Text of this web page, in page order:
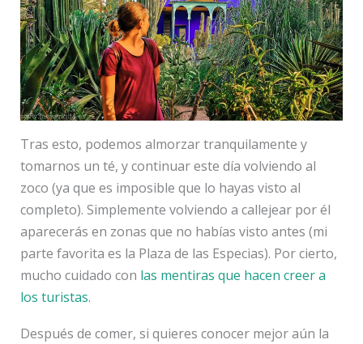
Tras esto, podemos almorzar tranquilamente y
tomarnos un té, y continuar este día volviendo al
zoco (ya que es imposible que lo hayas visto al
completo). Simplemente volviendo a callejear por él
aparecerás en zonas que no habías visto antes (mi
parte favorita es la Plaza de las Especias). Por cierto,
mucho cuidado con las mentiras que hacen creer a
los turistas.
Después de comer, si quieres conocer mejor aún la